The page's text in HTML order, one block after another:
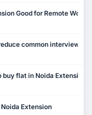
Good for Remote Work?
common interview
flat in Noida Extension?
Extension